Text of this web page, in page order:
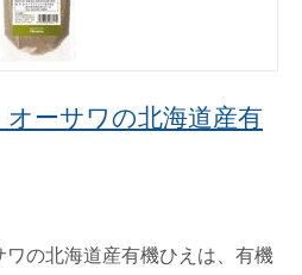
ーサワの北海道産有
の北海道産有機ひえは、有機